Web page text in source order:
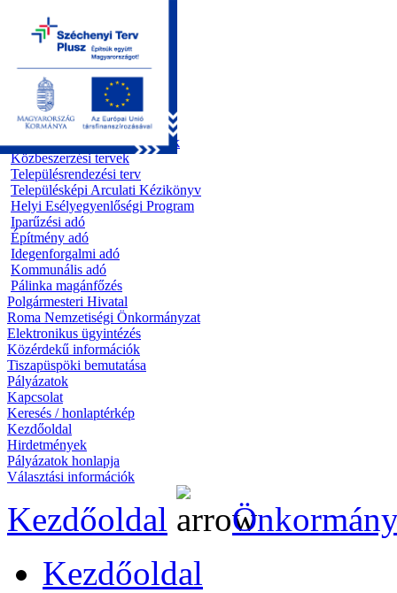
Kezdőoldal
Önkormányzat
Előterjesztések
Testületi ülések
Polgármesteri döntések
Bizottsági ülések
Rendeletek 1995 - 2013
Rendeletek 2014 - 2026
Szabályzatok/Alapító okiratok
Közbeszerzési tervek
Településrendezési terv
Településképi Arculati Kézikönyv
Helyi Esélyegyenlőségi Program
Iparűzési adó
Építmény adó
Idegenforgalmi adó
Kommunális adó
Pálinka magánfőzés
Polgármesteri Hivatal
Roma Nemzetiségi Önkormányzat
Elektronikus ügyintézés
Közérdekű információk
Tiszapüspöki bemutatása
Pályázatok
Kapcsolat
Keresés / honlaptérkép
Kezdőoldal
Hirdetmények
Pályázatok honlapja
Választási információk
Kezdőoldal
Kezdőoldal